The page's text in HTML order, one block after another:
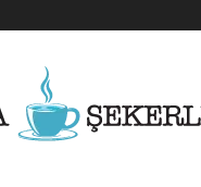
Biraz
Biraz